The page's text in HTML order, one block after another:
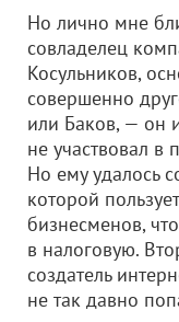
Но лично мне
совладелец
Косульников,
совершенно
или Баков, — он
не участвовал в
Но ему удалось
которой
бизнесменов,
в налоговую.
создатель
не так давно